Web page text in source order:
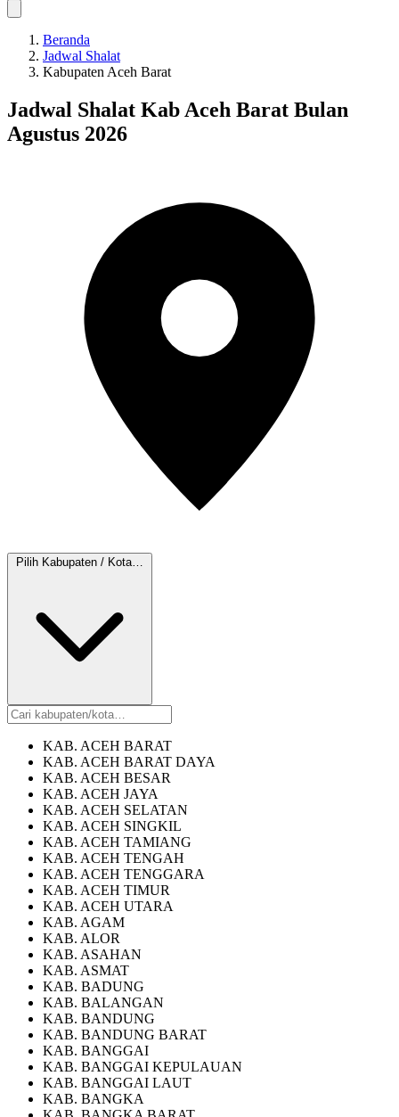
Beranda
Jadwal Shalat
Kabupaten Aceh Barat
Jadwal Shalat Kab Aceh Barat Bulan
Agustus 2026
Pilih Kabupaten / Kota…
KAB. ACEH BARAT
KAB. ACEH BARAT DAYA
KAB. ACEH BESAR
KAB. ACEH JAYA
KAB. ACEH SELATAN
KAB. ACEH SINGKIL
KAB. ACEH TAMIANG
KAB. ACEH TENGAH
KAB. ACEH TENGGARA
KAB. ACEH TIMUR
KAB. ACEH UTARA
KAB. AGAM
KAB. ALOR
KAB. ASAHAN
KAB. ASMAT
KAB. BADUNG
KAB. BALANGAN
KAB. BANDUNG
KAB. BANDUNG BARAT
KAB. BANGGAI
KAB. BANGGAI KEPULAUAN
KAB. BANGGAI LAUT
KAB. BANGKA